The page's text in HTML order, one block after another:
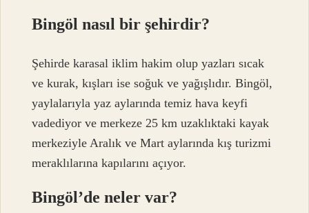
Bingöl nasıl bir şehirdir?
Şehirde karasal iklim hakim olup yazları sıcak
ve kurak, kışları ise soğuk ve yağışlıdır. Bingöl,
yaylalarıyla yaz aylarında temiz hava keyfi
vadediyor ve merkeze 25 km uzaklıktaki kayak
merkeziyle Aralık ve Mart aylarında kış turizmi
meraklılarına kapılarını açıyor.
Bingöl’de neler var?